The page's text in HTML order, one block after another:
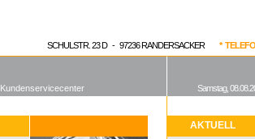
SCHULSTR. 23 D - 97236 RANDERSACKER *
AKTUELL
Kundenservicecenter Samstag,